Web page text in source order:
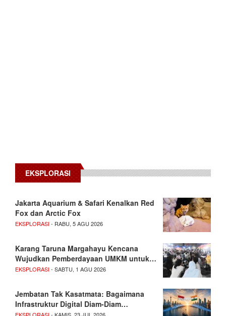
EKSPLORASI
Jakarta Aquarium & Safari Kenalkan Red
Fox dan Arctic Fox
EKSPLORASI- RABU, 5 AGU 2026
Karang Taruna Margahayu Kencana
Wujudkan Pemberdayaan UMKM untuk…
EKSPLORASI- SABTU, 1 AGU 2026
Jembatan Tak Kasatmata: Bagaimana
Infrastruktur Digital Diam-Diam…